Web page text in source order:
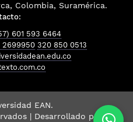
Colombia, Suramérica.
601 593 6464
2699950 320 850 0513
EAN.
| Desarrollado por